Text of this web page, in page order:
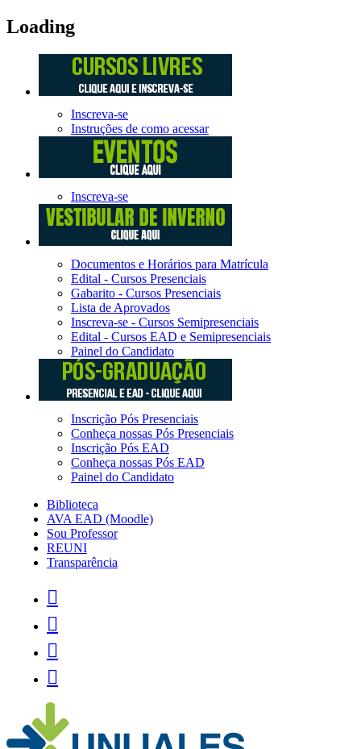
Loading
Inscreva-se
Instruções de como acessar
Inscreva-se
Documentos e Horários para Matrícula
Edital - Cursos Presenciais
Gabarito - Cursos Presenciais
Lista de Aprovados
Inscreva-se - Cursos Semipresenciais
Edital - Cursos EAD e Semipresenciais
Painel do Candidato
Inscrição Pós Presenciais
Conheça nossas Pós Presenciais
Inscrição Pós EAD
Conheça nossas Pós EAD
Painel do Candidato
Biblioteca
AVA EAD (Moodle)
Sou Professor
REUNI
Transparência



